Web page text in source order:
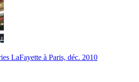
LaFayette à Paris, déc. 2010